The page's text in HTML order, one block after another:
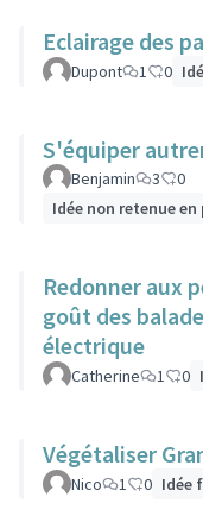
Eclairage des
Dupont 1 0
S'équiper
Benjamin 3
0
Idée non retenue
Redonner aux
goût des
électrique
Catherine 1 0
Végétaliser
Nico 1 0 Idée